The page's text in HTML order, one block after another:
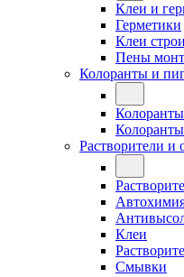
Клеи и
Герметики
Клеи
Пены
Колоранты и
Растворители и
Клеи
Смывки